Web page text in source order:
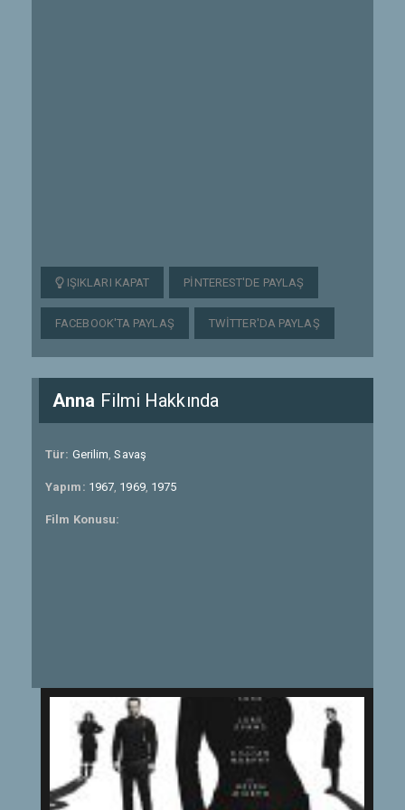
IŞIKLARI KAPAT PINTEREST'DE PAYLAŞ
FACEBOOK'TA PAYLAŞ TWITTER'DA PAYLAŞ
Anna Filmi Hakkında
Tür: Gerilim,Savaş
Yapım: 1967, 1969, 1975
Film Konusu: